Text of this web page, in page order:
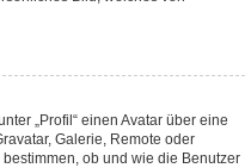
„Profil“ einen Avatar über eine
Galerie, Remote oder
ob und wie die Benutzer